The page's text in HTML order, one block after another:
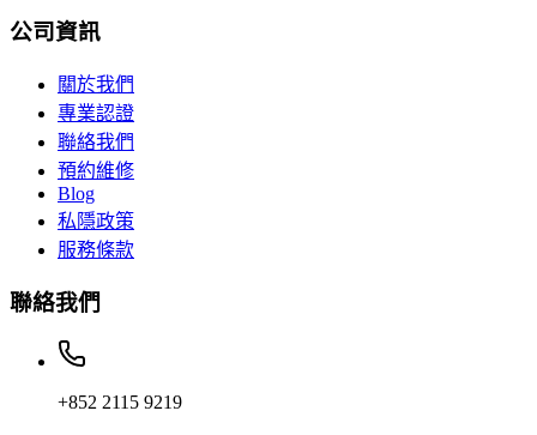
公司資訊
關於我們
專業認證
聯絡我們
預約維修
Blog
私隱政策
服務條款
聯絡我們
+852 2115 9219